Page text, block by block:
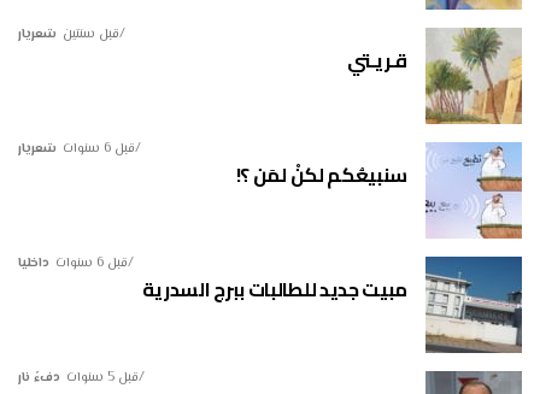
شعريار قبل سنتين
قـريـتي
شعريار قبل 6 سنوات
سنبيعُكم لكنْ لمَن ؟!
داخليا قبل 6 سنوات
مبيت جديد للطالبات ببرج السدرية
دفءُ نار قبل 5 سنوات